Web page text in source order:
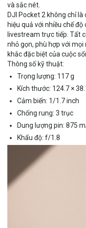
và sắc nét.
DJI Pocket 2 không chỉ
hiệu quả với nhiều chế
livestream trực tiếp. Tất
nhỏ gọn, phù hợp với
khắc đặc biệt của cuộc
Thông số kỹ thuật:
Trọng lượng: 117 g
Kích thước: 124.7 ×
Cảm biến: 1/1.7 inch
Chống rung: 3 trục
Dung lượng pin: 875
Khẩu độ: f/1.8